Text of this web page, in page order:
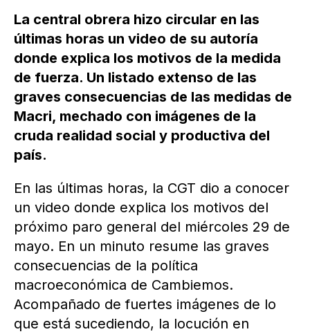
La central obrera hizo circular en las
últimas horas un video de su autoría
donde explica los motivos de la medida
de fuerza. Un listado extenso de las
graves consecuencias de las medidas de
Macri, mechado con imágenes de la
cruda realidad social y productiva del
país.
En las últimas horas, la CGT dio a conocer
un video donde explica los motivos del
próximo paro general del miércoles 29 de
mayo. En un minuto resume las graves
consecuencias de la política
macroeconómica de Cambiemos.
Acompañado de fuertes imágenes de lo
que está sucediendo, la locución en